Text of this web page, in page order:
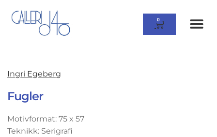
0
Ingri Egeberg
Fugler
Motivformat: 75 x 57
Teknikk: Serigrafi